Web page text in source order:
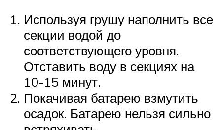
Используя грушу наполнить все
секции водой до
соответствующего уровня.
Отставить воду в секциях на
10-15 минут.
Покачивая батарею взмутить
осадок. Батарею нельзя сильно